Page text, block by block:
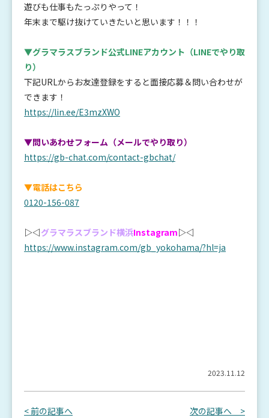
遊びも仕事もたっぷりやって！
年末まで駆け抜けていきたいと思います！！！
▼グラマラスブランド公式LINEアカウント （LINEでやり取
り）
下記URLからお友達登録をすると面接応募＆問い合わせが
できます！
https://lin.ee/E3mzXWO
▼問いあわせフォーム（メールでやり取り）
https://gb-chat.com/contact-gbchat/
▼電話はこちら
0120-156-087
▷◁グラマラスブランド横浜Instagram▷◁
https://www.instagram.com/gb_yokohama/?hl=ja
2023.11.12
< 前の記事へ 次の記事へ >